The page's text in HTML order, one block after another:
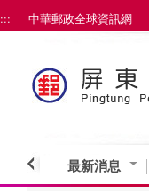
跳到主要內容區塊
::: 中華郵政全球資訊網
最新消息